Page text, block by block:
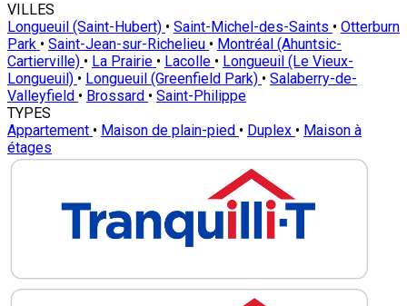
VILLES
Longueuil (Saint-Hubert) • Saint-Michel-des-Saints • Otterburn
Park • Saint-Jean-sur-Richelieu • Montréal (Ahuntsic-
Cartierville) • La Prairie • Lacolle • Longueuil (Le Vieux-
Longueuil) • Longueuil (Greenfield Park) • Salaberry-de-
Valleyfield • Brossard • Saint-Philippe
TYPES
Appartement • Maison de plain-pied • Duplex • Maison à
étages